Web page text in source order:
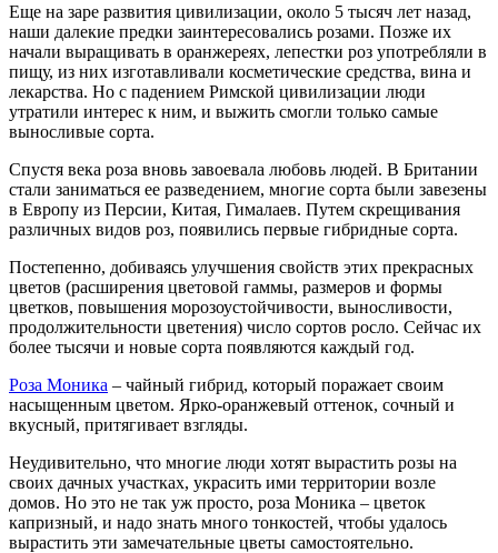
Еще на заре развития цивилизации, около 5 тысяч лет назад,
наши далекие предки заинтересовались розами. Позже их
начали выращивать в оранжереях, лепестки роз употребляли в
пищу, из них изготавливали косметические средства, вина и
лекарства. Но с падением Римской цивилизации люди
утратили интерес к ним, и выжить смогли только самые
выносливые сорта.
Спустя века роза вновь завоевала любовь людей. В Британии
стали заниматься ее разведением, многие сорта были завезены
в Европу из Персии, Китая, Гималаев. Путем скрещивания
различных видов роз, появились первые гибридные сорта.
Постепенно, добиваясь улучшения свойств этих прекрасных
цветов (расширения цветовой гаммы, размеров и формы
цветков, повышения морозоустойчивости, выносливости,
продолжительности цветения) число сортов росло. Сейчас их
более тысячи и новые сорта появляются каждый год.
Роза Моника – чайный гибрид, который поражает своим
насыщенным цветом. Ярко-оранжевый оттенок, сочный и
вкусный, притягивает взгляды.
Неудивительно, что многие люди хотят вырастить розы на
своих дачных участках, украсить ими территории возле
домов. Но это не так уж просто, роза Моника – цветок
капризный, и надо знать много тонкостей, чтобы удалось
вырастить эти замечательные цветы самостоятельно.